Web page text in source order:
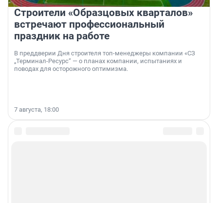
Строители «Образцовых кварталов»
встречают профессиональный
праздник на работе
В преддверии Дня строителя топ-менеджеры компании «СЗ
„Терминал-Ресурс“ — о планах компании, испытаниях и
поводах для осторожного оптимизма.
7 августа, 18:00